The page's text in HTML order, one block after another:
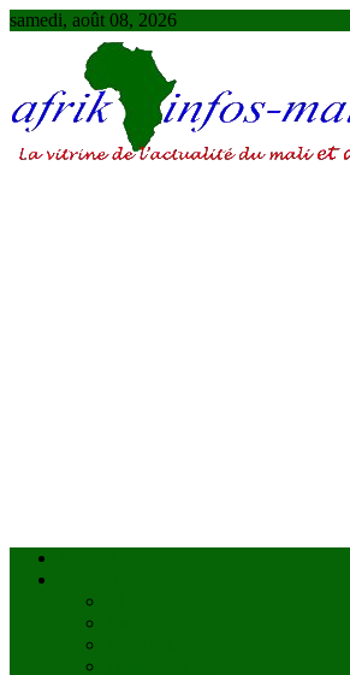
Skip
samedi, août 08, 2026